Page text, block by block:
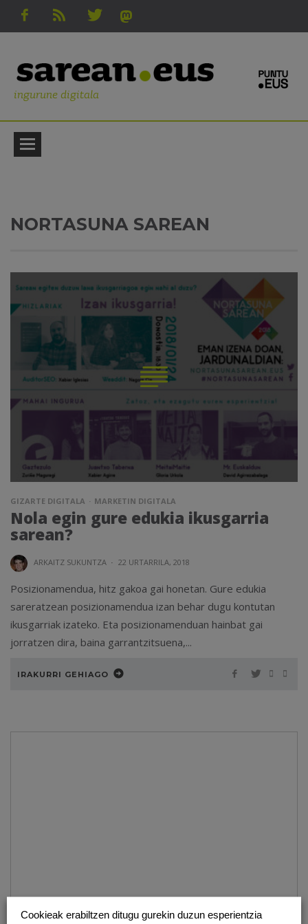
ingurune digitala
NORTASUNA SAREAN
GIZARTE DIGITALA MARKETIN DIGITALA
Nola egin gure edukia ikusgarria
sarean?
ARKAITZ SUKUNTZA · 22 URTARRILA, 2018
Posizionamendua, hitz gakoa gai honetan. Gure edukia
sareratzean posizionamendua izan behar dugu kontutan
ikusgarriak izateko. Eta posizionamenduan hainbat gai
jorratzen dira, baina garrantzitsuena,...
IRAKURRI GEHIAGO
Cookieak erabiltzen ditugu gurekin duzun esperientzia